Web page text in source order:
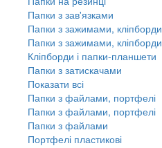
Папки з зав'язками
Папки з зажимами, кліпборди
Папки з зажимами, кліпборди
Кліпборди і папки-планшети
Папки з затискачами
Показати всі
Папки з файлами, портфелі
Папки з файлами, портфелі
Папки з файлами
Портфелі пластикові